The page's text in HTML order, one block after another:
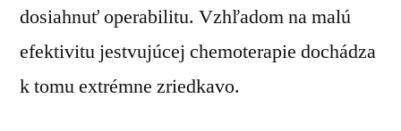
dosiahnuť operabilitu. Vzhľadom na malú
efektivitu jestvujúcej chemoterapie dochádza
k tomu extrémne zriedkavo.